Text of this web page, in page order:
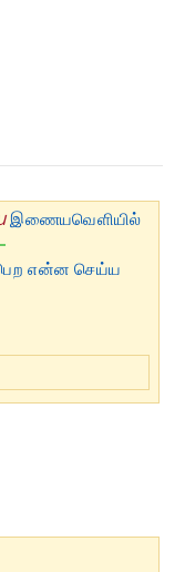
இணையவெளியில்
என்ன செய்ய